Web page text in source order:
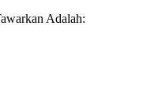
Adalah: